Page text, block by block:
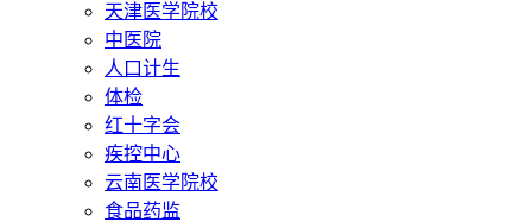
天津医学院校
中医院
人口计生
体检
红十字会
疾控中心
云南医学院校
食品药监